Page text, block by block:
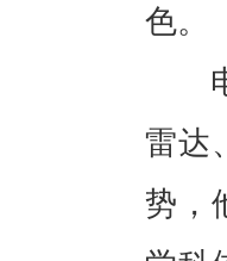
色。
雷达
势，